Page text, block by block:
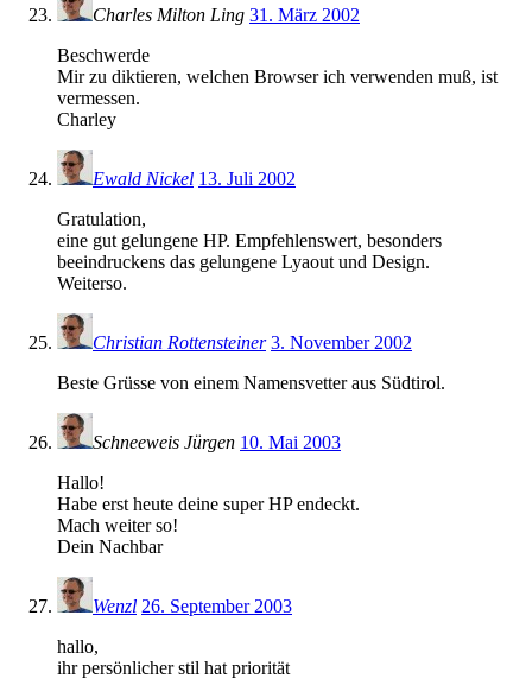
Charles Milton Ling 31. März 2002
Beschwerde
Mir zu diktieren, welchen Browser ich verwenden muß, ist
vermessen.
Charley
Ewald Nickel 13. Juli 2002
Gratulation,
eine gut gelungene HP. Empfehlenswert, besonders
beeindruckens das gelungene Lyaout und Design.
Weiterso.
Christian Rottensteiner 3. November 2002
Beste Grüsse von einem Namensvetter aus Südtirol.
Schneeweis Jürgen 10. Mai 2003
Hallo!
Habe erst heute deine super HP endeckt.
Mach weiter so!
Dein Nachbar
Wenzl 26. September 2003
hallo,
ihr persönlicher stil hat priorität